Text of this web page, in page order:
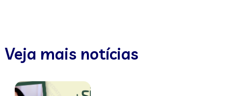
Veja mais notícias